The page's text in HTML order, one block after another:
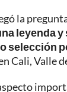
la
leyenda
selección
Cali, Valle